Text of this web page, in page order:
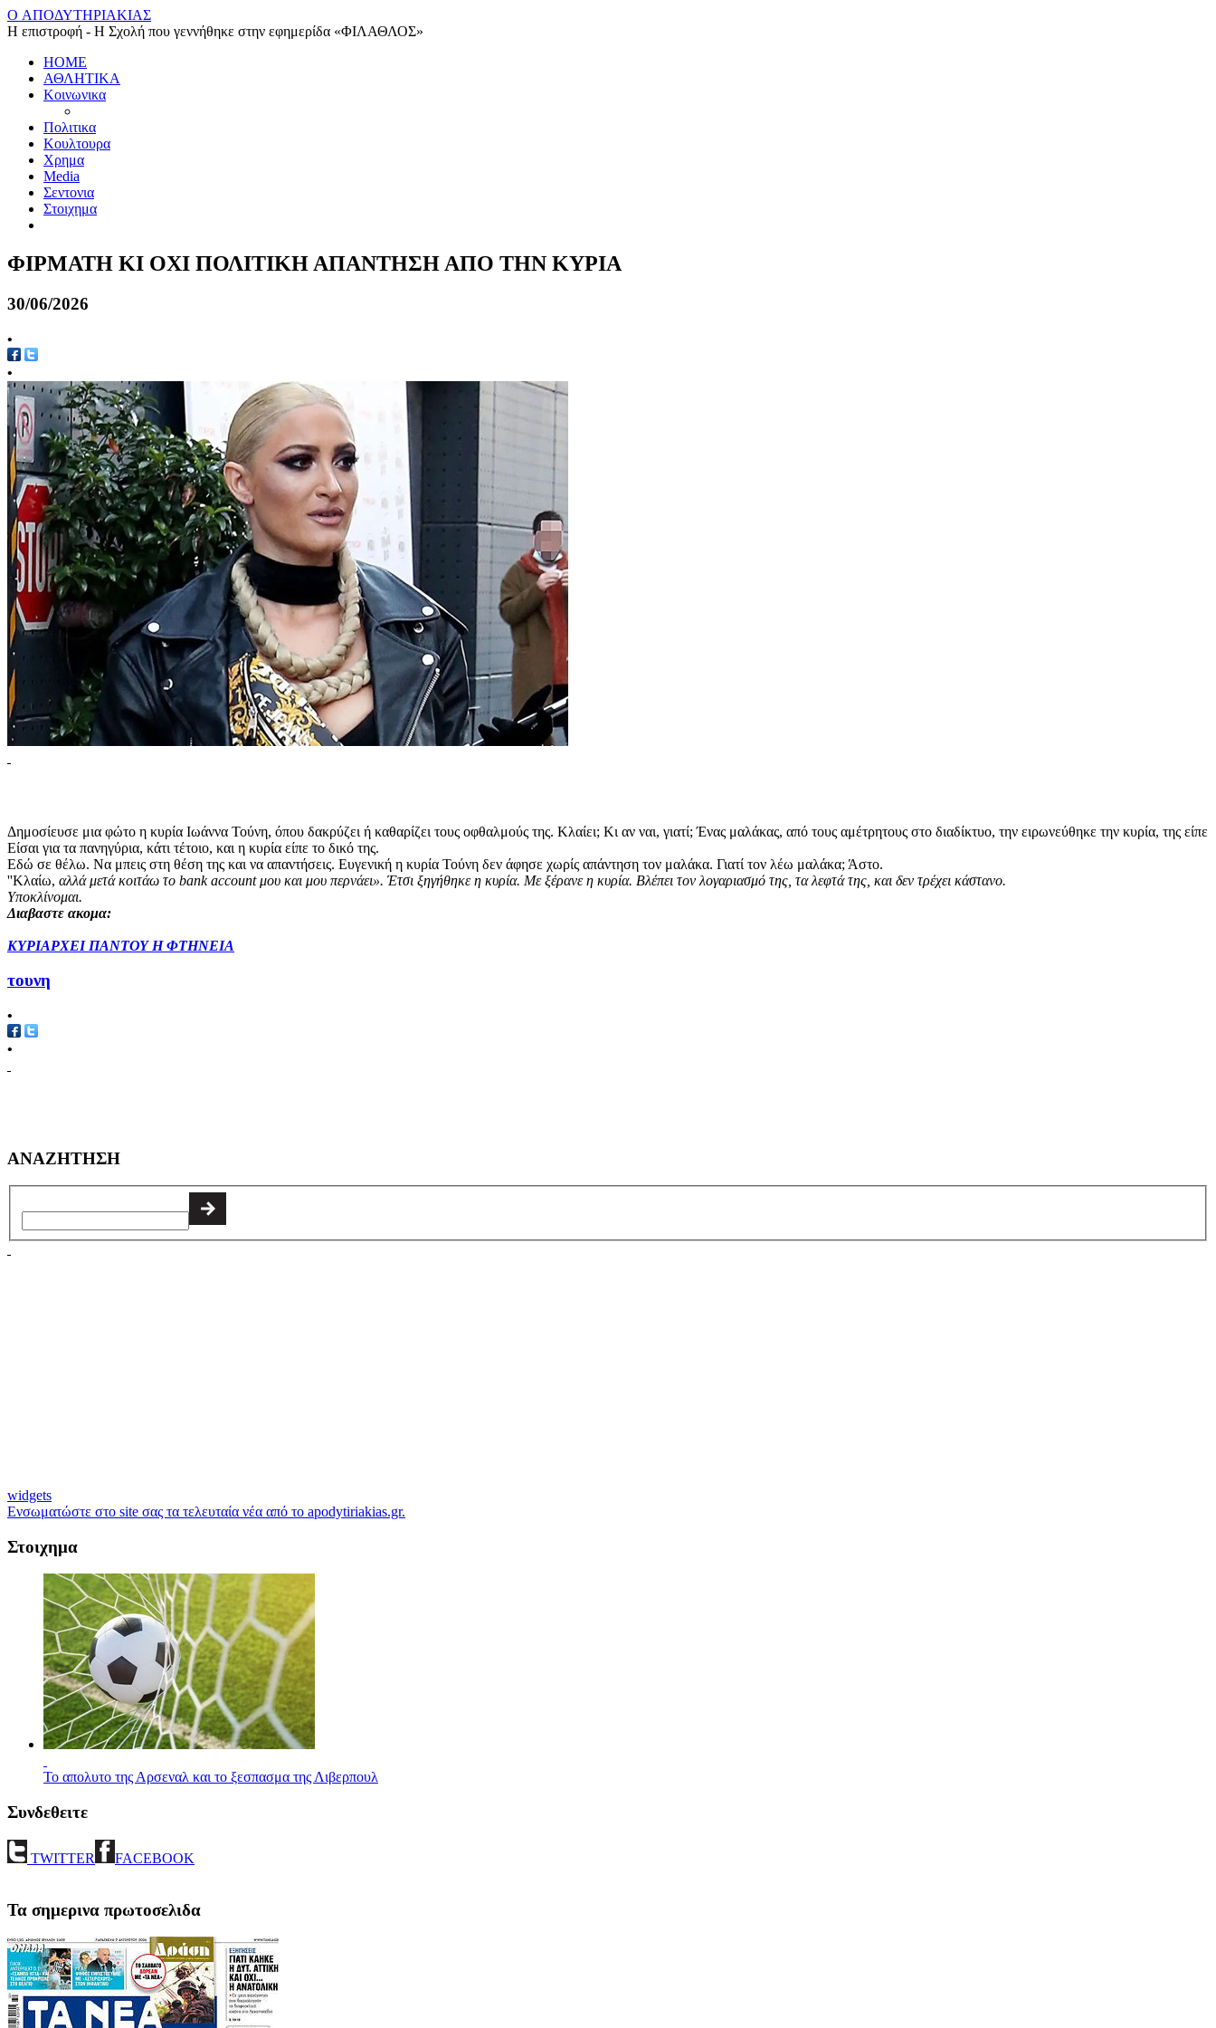
O ΑΠΟΔΥΤΗΡΙΑΚΙΑΣ
Η επιστροφή - Η Σχολή που γεννήθηκε στην εφημερίδα «ΦΙΛΑΘΛΟΣ»
HOME
ΑΘΛΗΤΙΚΑ
Κοινωνικα
Πολιτικα
Κουλτουρα
Χρημα
Media
Σεντονια
Στοιχημα
ΦΙΡΜΑΤΗ ΚΙ ΟΧΙ ΠΟΛΙΤΙΚΗ ΑΠΑΝΤΗΣΗ ΑΠΟ ΤΗΝ ΚΥΡΙΑ
30/06/2026
•
•
Δημοσίευσε μια φώτο η κυρία Ιωάννα Τούνη, όπου δακρύζει ή καθαρίζει τους οφθαλμούς της. Κλαίει; Κι αν ναι, γιατί; Ένας μαλάκας, από τους αμέτρητους στο διαδίκτυο, την ειρωνεύθηκε την κυρία, της είπε
Είσαι για τα πανηγύρια, κάτι τέτοιο, και η κυρία είπε το δικό της.
Εδώ σε θέλω. Να μπεις στη θέση της και να απαντήσεις. Ευγενική η κυρία Τούνη δεν άφησε χωρίς απάντηση τον μαλάκα. Γιατί τον λέω μαλάκα; Άστο.
''Κλαίω, αλλά μετά κοιτάω το bank account μου και μου περνάει». Έτσι ξηγήθηκε η κυρία. Με ξέρανε η κυρία. Βλέπει τον λογαριασμό της, τα λεφτά της, και δεν τρέχει κάστανο.
Υποκλίνομαι.
Διαβαστε ακομα:
ΚΥΡΙΑΡΧΕΙ ΠΑΝΤΟΥ Η ΦΤΗΝΕΙΑ
τουνη
•
•
ΑΝΑΖΗΤΗΣΗ
widgets
Ενσωματώστε στο site σας τα τελευταία νέα από το apodytiriakias.gr.
Στοιχημα
Το απολυτο της Αρσεναλ και το ξεσπασμα της Λιβερπουλ
Συνδεθειτε
TWITTER FACEBOOK
Τα σημερινα πρωτοσελιδα